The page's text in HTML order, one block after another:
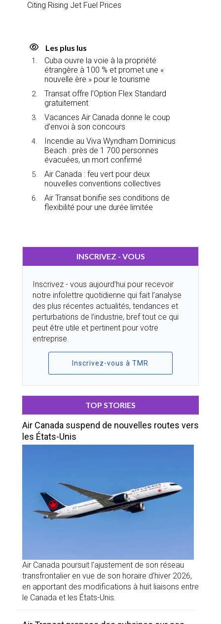
Citing Rising Jet Fuel Prices
Les plus lus
Cuba ouvre la voie à la propriété
étrangère à 100 % et promet une «
nouvelle ère » pour le tourisme
Transat offre l’Option Flex Standard
gratuitement
Vacances Air Canada donne le coup
d’envoi à son concours
Incendie au Viva Wyndham Dominicus
Beach : près de 1 700 personnes
évacuées, un mort confirmé
Air Canada : feu vert pour deux
nouvelles conventions collectives
Air Transat bonifie ses conditions de
flexibilité pour une durée limitée
INSCRIVEZ - VOUS
Inscrivez - vous aujourd’hui pour recevoir
notre infolettre quotidienne qui fait l’analyse
des plus récentes actualités, tendances et
perturbations de l’industrie, bref tout ce qui
peut être utile et pertinent pour votre
entreprise.
Inscrivez-vous à TMR
TOP STORIES
Air Canada suspend de nouvelles routes vers
les États-Unis
Air Canada poursuit l’ajustement de son réseau
transfrontalier en vue de son horaire d’hiver 2026,
en apportant des modifications à huit liaisons entre
le Canada et les États-Unis.